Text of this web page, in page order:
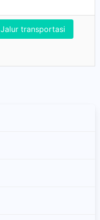
Jalur transportasi